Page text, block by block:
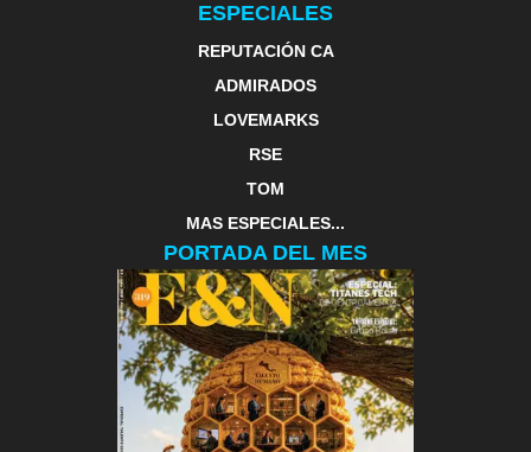
ESPECIALES
REPUTACIÓN CA
ADMIRADOS
LOVEMARKS
RSE
TOM
MAS ESPECIALES...
PORTADA DEL MES